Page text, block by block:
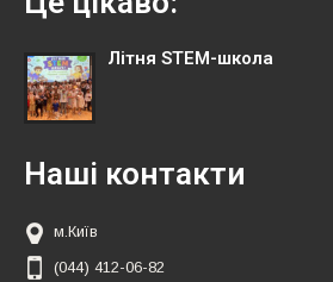
Літня STEM-школа
Наші контакти
м.Київ
(044) 412-06-82